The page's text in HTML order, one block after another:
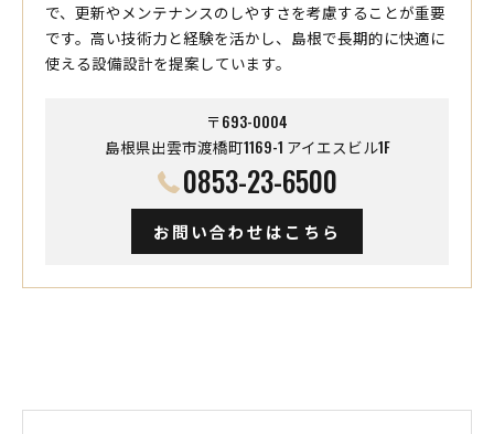
で、更新やメンテナンスのしやすさを考慮することが重要
です。高い技術力と経験を活かし、島根で長期的に快適に
使える設備設計を提案しています。
〒693-0004
島根県出雲市渡橋町1169-1 アイエスビル1F
0853-23-6500
お問い合わせはこちら